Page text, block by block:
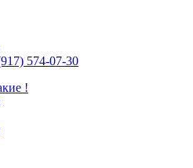
574-07-30
!